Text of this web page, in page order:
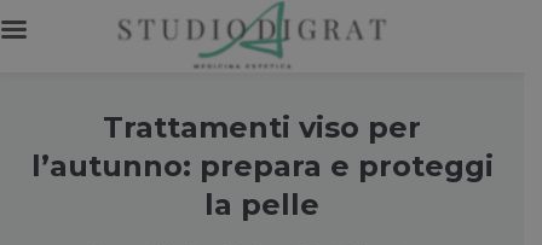
Trattamenti viso per
l’autunno: prepara e proteggi
la pelle